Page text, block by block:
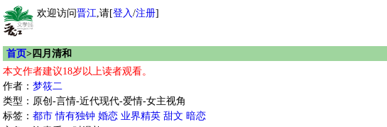
欢迎访问晋江,请[登入/注册]
首页>四月清和
本文作者建议18岁以上读者观看。
作者： 梦筱二
类型：原创-言情-近代现代-爱情-女主视角
标签： 都市 情有独钟 婚恋 业界精英 甜文 暗恋